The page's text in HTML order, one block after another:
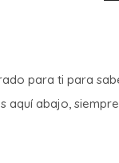
para ti para
aquí abajo,